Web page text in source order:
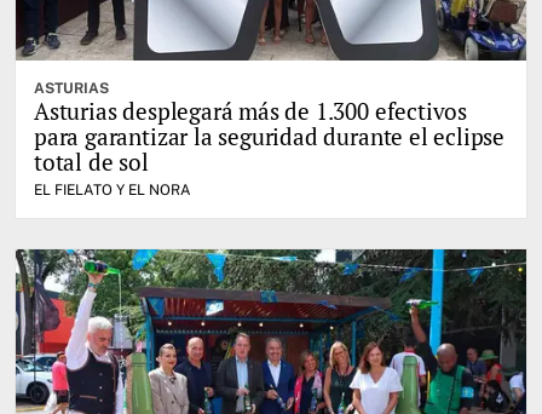
ASTURIAS
Asturias desplegará más de 1.300 efectivos
para garantizar la seguridad durante el eclipse
total de sol
EL FIELATO Y EL NORA